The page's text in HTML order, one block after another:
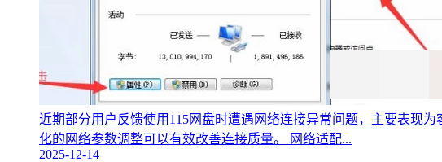
近期部分用户反馈使用115网盘时遭遇网络连接异常问题，主要表现
化的网络参数调整可以有效改善连接质量。 网络适配...
2025-12-14